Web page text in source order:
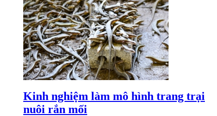
Kinh nghiệm làm mô hình trang trại
nuôi rắn mối